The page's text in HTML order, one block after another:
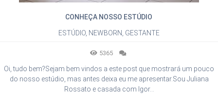
CONHEÇA NOSSO ESTÚDIO
ESTÚDIO, NEWBORN, GESTANTE
5365
Oi, tudo bem?Sejam bem vindos a este post que mostrará um pouco
do nosso estúdio, mas antes deixa eu me apresentar.Sou Juliana
Rossato e casada com Igor...